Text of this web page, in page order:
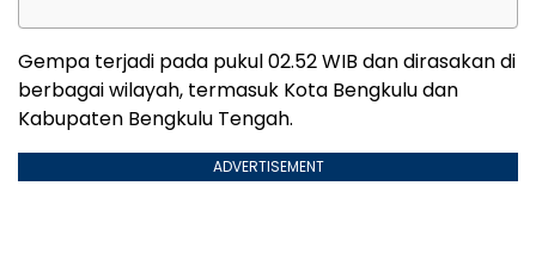
Gempa terjadi pada pukul 02.52 WIB dan dirasakan di
berbagai wilayah, termasuk Kota Bengkulu dan
Kabupaten Bengkulu Tengah.
ADVERTISEMENT